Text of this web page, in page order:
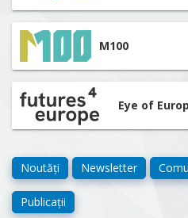
M100
Eye of
Noutăți Newsletter
Publicații